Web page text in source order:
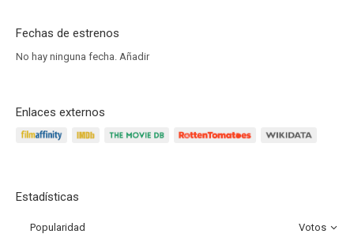
Fechas de estrenos
No hay ninguna fecha. Añadir
Enlaces externos
Estadísticas
Popularidad Votos